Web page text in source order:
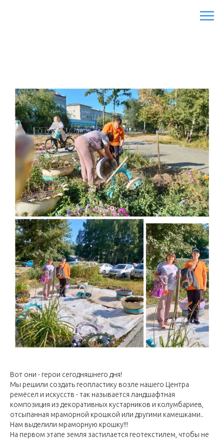
Вот они - герои сегодняшнего дня!
Мы решили создать геопластику возле нашего Центра
ремёсел и искусств - так называется ландшафтная
композиция из декоративных кустарников и колумбариев,
отсыпанная мраморной крошкой или другими камешками..
Нам выделили мраморную крошку!!!
На первом этапе земля застилается геотекстилем, чтобы не